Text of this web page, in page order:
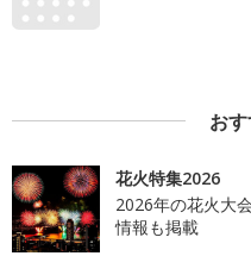
お
花火特集2026
2026年の花火大
情報も掲載